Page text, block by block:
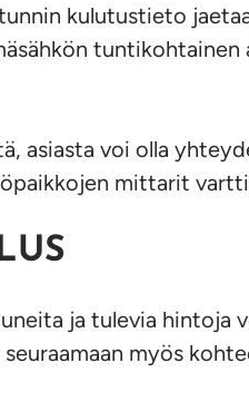
kulutustieto
tuntikohtainen
asiasta voi olla
mittarit
ja tulevia hintoja
myös